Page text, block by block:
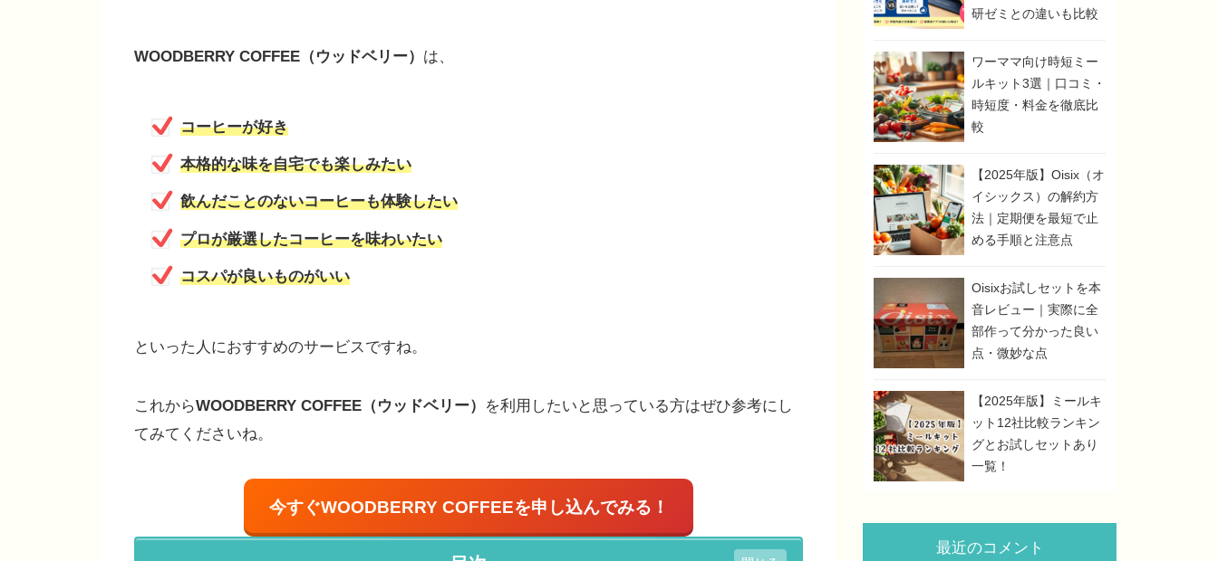
WOODBERRY COFFEE（ウッドベリー） は、
コーヒーが好き
本格的な味を自宅でも楽しみたい
飲んだことのないコーヒーも体験したい
プロが厳選したコーヒーを味わいたい
コスパが良いものがいい
といった人におすすめのサービスですね。
これからWOODBERRY COFFEE（ウッドベリー）
を利用したいと思っている方はぜひ参考にし
てみてくださいね。
今すぐWOODBERRY COFFEEを申し込んでみる！
研ゼミとの違いも比較
ワーママ向け時短ミー
ルキット3選｜口コミ・
時短度・料金を徹底比
較
【2025年版】Oisix（オ
イシックス）の解約方
法｜定期便を最短で止
める手順と注意点
Oisixお試しセットを本
音レビュー｜実際に全
部作って分かった良い
点・微妙な点
【2025年版】ミールキ
ット12社比較ランキン
グとお試しセットあり
一覧！
最近のコメント